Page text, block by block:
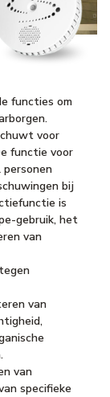
functies om
voor
functie voor
bij
is
gebruik, het
van
van
van
specifieke